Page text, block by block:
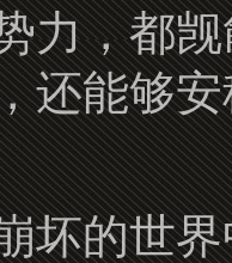
力，都
还能够
坏的世